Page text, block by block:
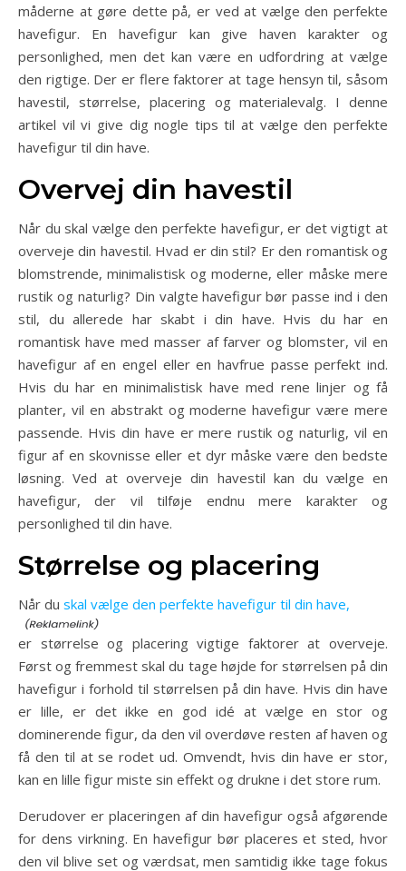
måderne at gøre dette på, er ved at vælge den perfekte
havefigur. En havefigur kan give haven karakter og
personlighed, men det kan være en udfordring at vælge
den rigtige. Der er flere faktorer at tage hensyn til, såsom
havestil, størrelse, placering og materialevalg. I denne
artikel vil vi give dig nogle tips til at vælge den perfekte
havefigur til din have.
Overvej din havestil
Når du skal vælge den perfekte havefigur, er det vigtigt at
overveje din havestil. Hvad er din stil? Er den romantisk og
blomstrende, minimalistisk og moderne, eller måske mere
rustik og naturlig? Din valgte havefigur bør passe ind i den
stil, du allerede har skabt i din have. Hvis du har en
romantisk have med masser af farver og blomster, vil en
havefigur af en engel eller en havfrue passe perfekt ind.
Hvis du har en minimalistisk have med rene linjer og få
planter, vil en abstrakt og moderne havefigur være mere
passende. Hvis din have er mere rustik og naturlig, vil en
figur af en skovnisse eller et dyr måske være den bedste
løsning. Ved at overveje din havestil kan du vælge en
havefigur, der vil tilføje endnu mere karakter og
personlighed til din have.
Størrelse og placering
Når du skal vælge den perfekte havefigur til din have,
er størrelse og placering vigtige faktorer at overveje.
Først og fremmest skal du tage højde for størrelsen på din
havefigur i forhold til størrelsen på din have. Hvis din have
er lille, er det ikke en god idé at vælge en stor og
dominerende figur, da den vil overdøve resten af haven og
få den til at se rodet ud. Omvendt, hvis din have er stor,
kan en lille figur miste sin effekt og drukne i det store rum.
Derudover er placeringen af din havefigur også afgørende
for dens virkning. En havefigur bør placeres et sted, hvor
den vil blive set og værdsat, men samtidig ikke tage fokus